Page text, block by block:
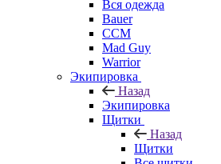
Вся одежда
Bauer
CCM
Mad Guy
Warrior
Экипировка
Назад
Экипировка
Щитки
Назад
Щитки